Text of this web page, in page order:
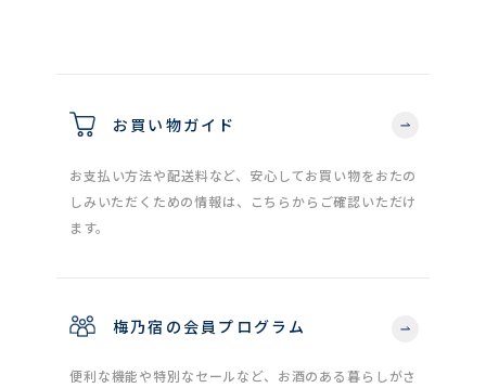
お買い物ガイド
お支払い方法や配送料など、安心してお買い物をおたの
しみいただくための情報は、こちらからご確認いただけ
ます。
梅乃宿の会員プログラム
便利な機能や特別なセールなど、お酒のある暮らしがさ